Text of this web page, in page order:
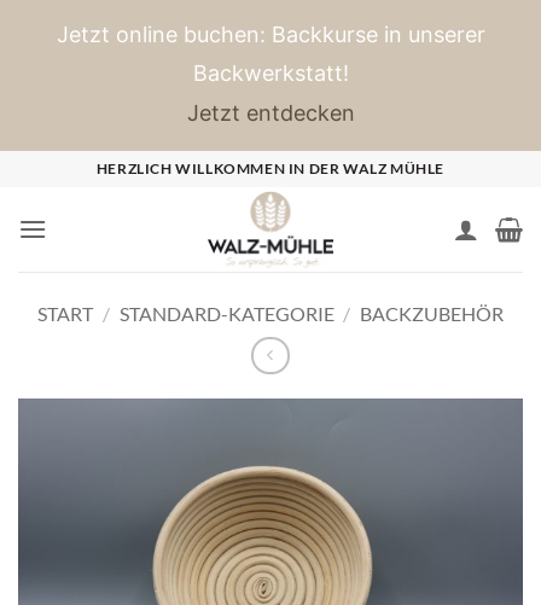
Jetzt online buchen: Backkurse in unserer
Backwerkstatt!
Jetzt entdecken
springen
HERZLICH WILLKOMMEN IN DER WALZ MÜHLE
START / STANDARD-KATEGORIE / BACKZUBEHÖR